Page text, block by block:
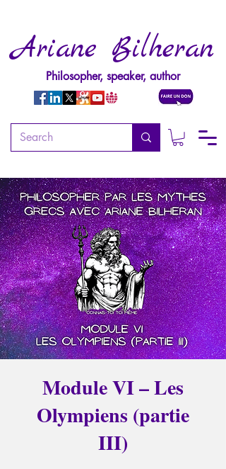
Ariane Bilheran
Philosopher, speaker, author
Module VI – Les
Olympiens (partie
III)